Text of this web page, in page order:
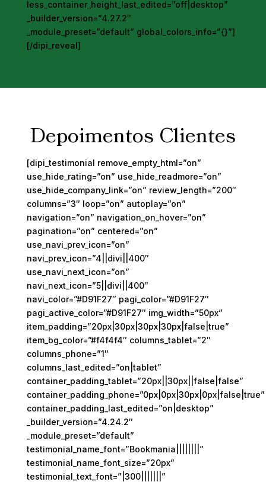
less_container_height_last_edited=”off|desktop”
_builder_version=”4.27.2″
_module_preset=”default” global_colors_info=”{}”]
[/dipi_reveal]
Depoimentos Clientes
[dipi_testimonial remove_empty_html=”on”
use_hide_rating=”on” use_hide_readmore=”on”
use_hide_company_link=”on” review_length=”200″
columns=”3″ loop=”on” autoplay=”on”
navigation=”on” navigation_on_hover=”on”
pagination=”on” centered=”on”
use_navi_prev_icon=”on”
navi_prev_icon=”4||divi||400″
use_navi_next_icon=”on”
navi_next_icon=”5||divi||400″
navi_color=”#D91F27″ pagi_color=”#D91F27″
pagi_active_color=”#D91F27″ img_width=”50px”
item_padding=”20px|30px|30px|30px|false|true”
item_bg_color=”#f4f4f4″ columns_tablet=”2″
columns_phone=”1″
columns_last_edited=”on|tablet”
container_padding_tablet=”20px||30px||false|false”
container_padding_phone=”0px|0px|30px|0px|false|true”
container_padding_last_edited=”on|desktop”
_builder_version=”4.24.2″
_module_preset=”default”
testimonial_name_font=”Bookmania||||||||”
testimonial_name_font_size=”20px”
testimonial_text_font=”|300|||||||”